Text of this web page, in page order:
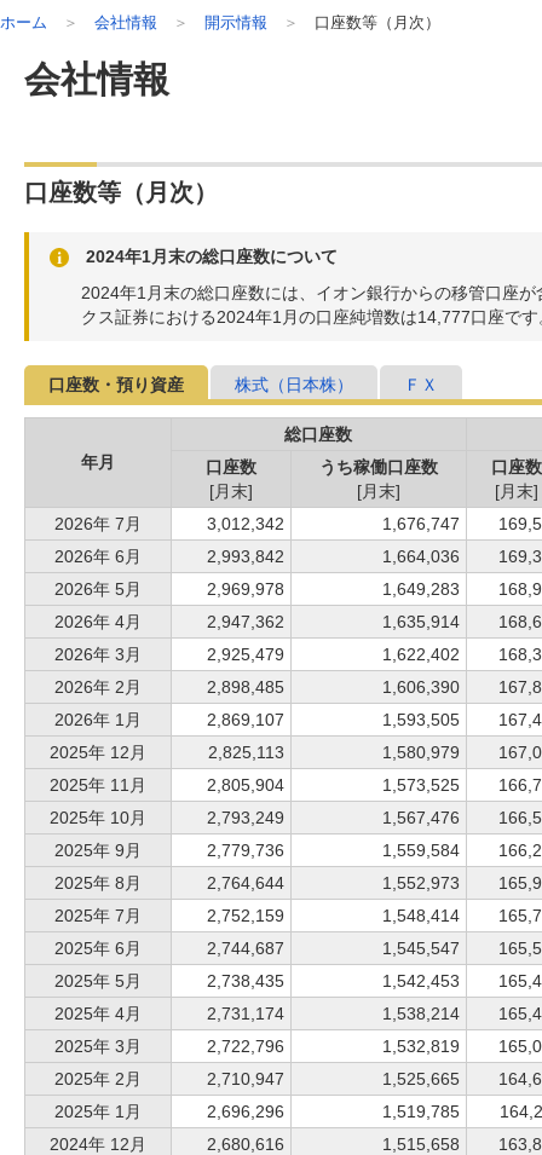
ホーム 会社情報 開示情報 口座数等（月次）
会社情報
口座数等（月次）
2024年1月末の総口座数について
2024年1月末の総口座数には、イオン銀行からの移管口座
クス証券における2024年1月の口座純増数は14,777口座です
口座数・預り資産 株式（日本株） ＦＸ
年月
総口座数
口座数
[月末]
うち稼働口座数
[月末]
口座数
[月末]
2026年 7月
3,012,342 1,676,747
2026年 6月
2,993,842 1,664,036
2026年 5月
2,969,978 1,649,283
2026年 4月
2,947,362 1,635,914
2026年 3月
2,925,479 1,622,402
2026年 2月
2,898,485 1,606,390
2026年 1月
2,869,107 1,593,505
2025年 12月
2,825,113 1,580,979
2025年 11月
2,805,904 1,573,525
2025年 10月
2,793,249 1,567,476
2025年 9月
2,779,736 1,559,584
2025年 8月
2,764,644 1,552,973
2025年 7月
2,752,159 1,548,414
2025年 6月
2,744,687 1,545,547
2025年 5月
2,738,435 1,542,453
2025年 4月
2,731,174 1,538,214
2025年 3月
2,722,796 1,532,819
2025年 2月
2,710,947 1,525,665
2025年 1月
2,696,296 1,519,785
2024年 12月
2,680,616 1,515,658